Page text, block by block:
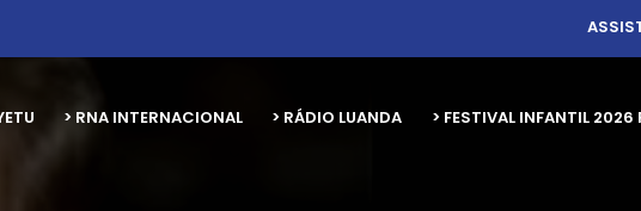
> RNA INTERNACIONAL > RÁDIO LUANDA > FESTIVAL INFANTIL